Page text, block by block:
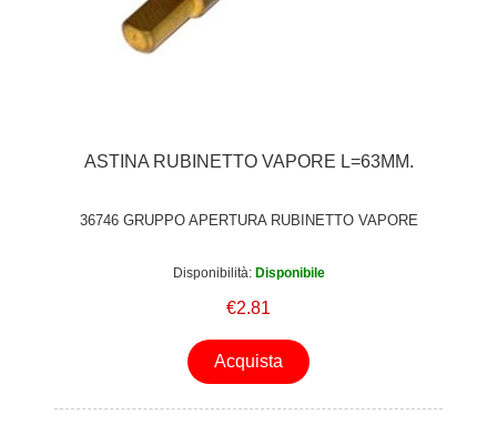
ASTINA RUBINETTO VAPORE L=63MM.
36746 GRUPPO APERTURA RUBINETTO VAPORE
Disponibilità: Disponibile
€2.81
Acquista